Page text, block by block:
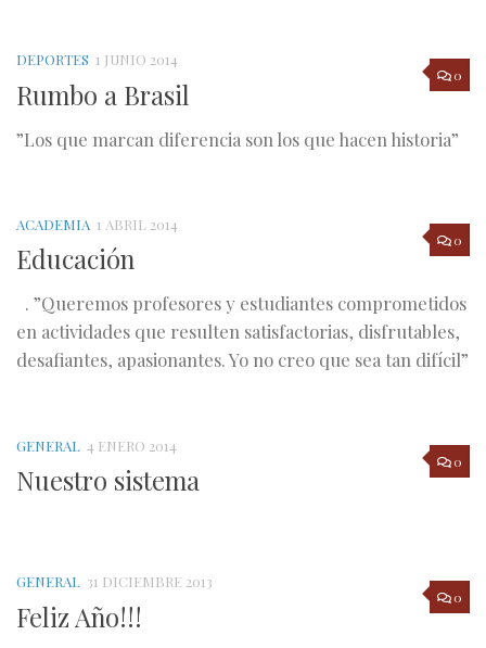
0
DEPORTES 1 JUNIO 2014
Rumbo a Brasil
”Los que marcan diferencia son los que hacen historia”
0
ACADEMIA 1 ABRIL 2014
Educación
. ”Queremos profesores y estudiantes comprometidos
en actividades que resulten satisfactorias, disfrutables,
desafiantes, apasionantes. Yo no creo que sea tan difícil”
0
GENERAL 4 ENERO 2014
Nuestro sistema
0
GENERAL 31 DICIEMBRE 2013
Feliz Año!!!